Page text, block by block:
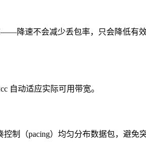
降速不会减少丢包率，只会降低有
自动适应实际可用带宽。
制（pacing）均匀分布数据包，避免